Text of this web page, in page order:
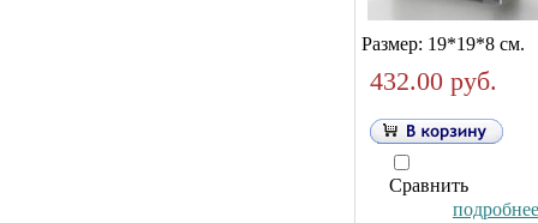
Размер: 19*19*8 см.
432.00 руб.
Сравнить